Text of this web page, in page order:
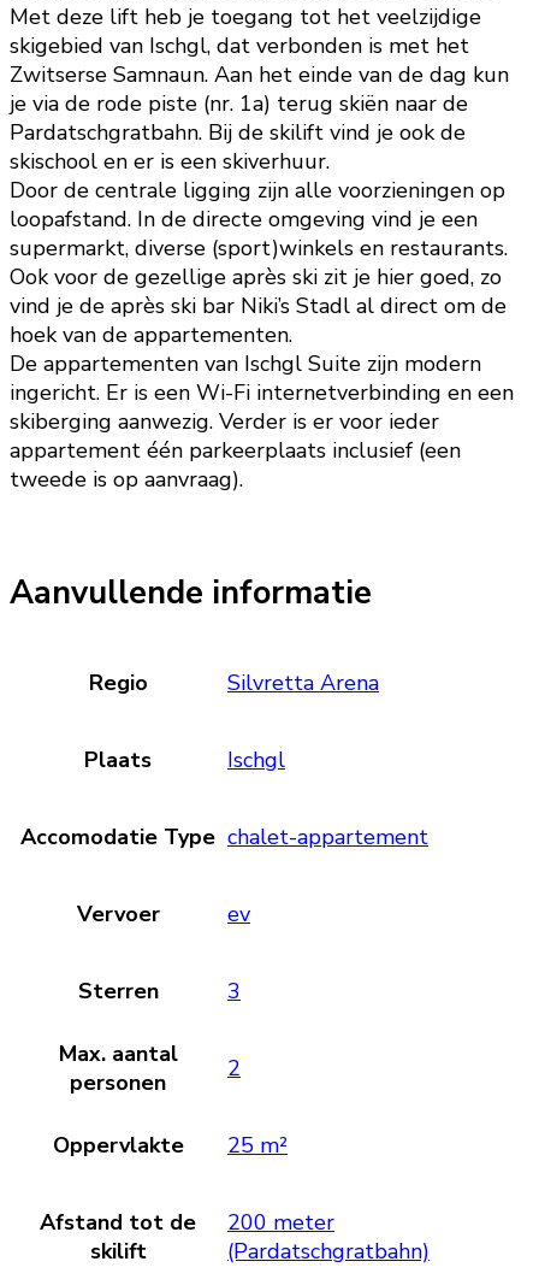
Met deze lift heb je toegang tot het veelzijdige
skigebied van Ischgl, dat verbonden is met het
Zwitserse Samnaun. Aan het einde van de dag kun
je via de rode piste (nr. 1a) terug skiën naar de
Pardatschgratbahn. Bij de skilift vind je ook de
skischool en er is een skiverhuur.
Door de centrale ligging zijn alle voorzieningen op
loopafstand. In de directe omgeving vind je een
supermarkt, diverse (sport)winkels en restaurants.
Ook voor de gezellige après ski zit je hier goed, zo
vind je de après ski bar Niki’s Stadl al direct om de
hoek van de appartementen.
De appartementen van Ischgl Suite zijn modern
ingericht. Er is een Wi-Fi internetverbinding en een
skiberging aanwezig. Verder is er voor ieder
appartement één parkeerplaats inclusief (een
tweede is op aanvraag).
Aanvullende informatie
Regio Silvretta Arena
Plaats Ischgl
Accomodatie Type chalet-appartement
Vervoer ev
Sterren 3
Max. aantal
personen
2
Oppervlakte 25 m²
Afstand tot de
skilift
200 meter
(Pardatschgratbahn)